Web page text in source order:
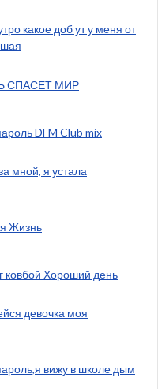
какое доб ут у меня от
СПАСЕТ МИР
DFM Club mix
мной, я устала
Жизнь
ковбой Хороший день
девочка моя
вижу в школе дым